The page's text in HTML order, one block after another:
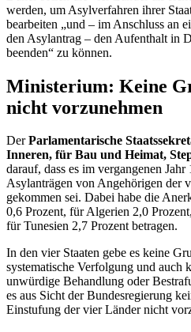
werden, um Asylverfahren ihrer
bearbeiten „und – im Anschluss an
den Asylantrag – den Aufenthalt in
beenden“ zu können.
Ministerium: Keine
nicht vorzunehmen
DerParlamentarische
Inneren, für Bau und Heimat,
darauf, dass es im vergangenen
Asylanträgen von Angehörigen der
gekommen sei. Dabei habe die
0,6 Prozent, für Algerien 2,0
für Tunesien 2,7 Prozent betragen.
In den vier Staaten gebe es keine
systematische Verfolgung und auch
unwürdige Behandlung oder
es aus Sicht der Bundesregierung
Einstufung der vier Länder nicht